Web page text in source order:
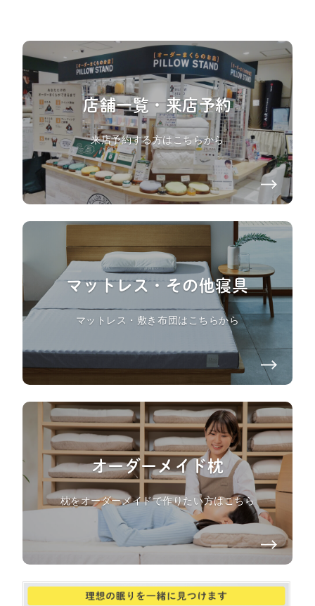
店舗一覧・来店予約
来店予約する方はこちらから
マットレス・その他寝具
マットレス・敷き布団はこちらから
オーダーメイド枕
枕をオーダーメイドで作りたい方はこちら